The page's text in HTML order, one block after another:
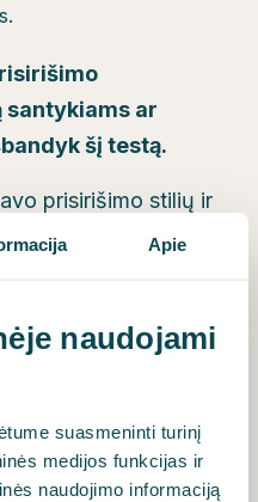
Apie
naudojami
suasmeninti turinį
medijos funkcijas ir
naudojimo informaciją
ar
šį testą.
prisirišimo stilių ir
kitais. Rezultatų
konsultantu gali
emocinį pasaulį,
testus,
streso ar